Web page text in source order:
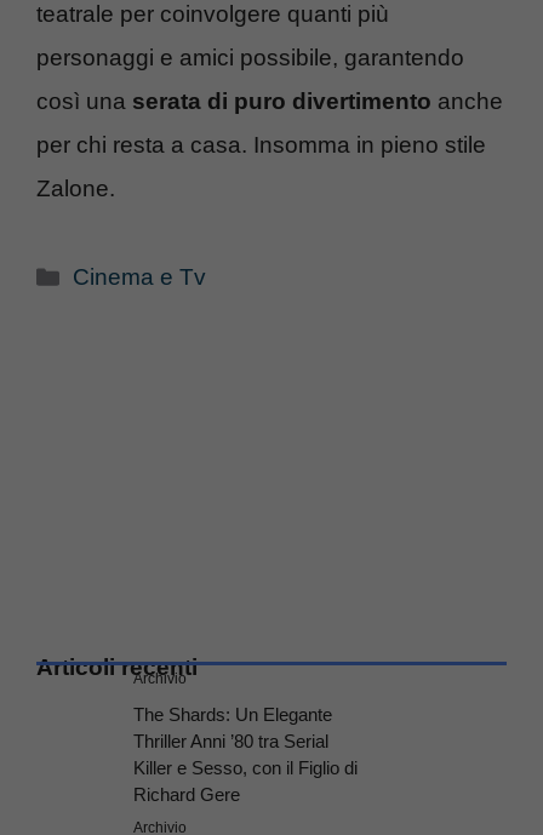
teatrale per coinvolgere quanti più
personaggi e amici possibile, garantendo
così una serata di puro divertimento anche
per chi resta a casa. Insomma in pieno stile
Zalone.
Categorie
Cinema e Tv
Articoli recenti
Archivio
The Shards: Un Elegante
Thriller Anni ’80 tra Serial
Killer e Sesso, con il Figlio di
Richard Gere
Archivio